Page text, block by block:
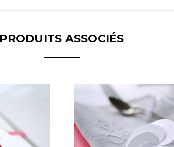
PRODUITS ASSOCIÉS